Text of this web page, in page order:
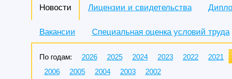
Новости Лицензии и свидетельства
Вакансии Специальная оценка условий труда
По годам: 2026 2025 2024 2023 2022 2021
2006
2005 2004 2003 2002